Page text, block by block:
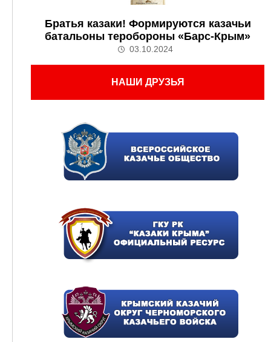
Братья казаки! Формируются казачьи
батальоны теробороны «Барс-Крым»
03.10.2024
НАШИ ДРУЗЬЯ